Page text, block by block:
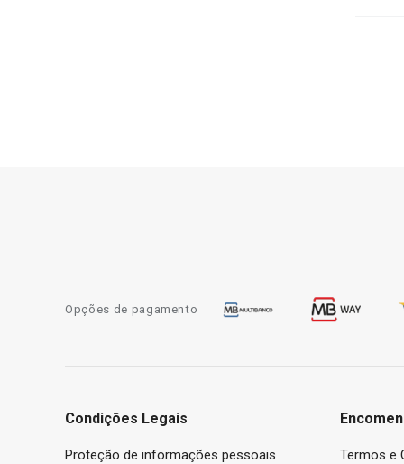
Opções de pagamento
Condições Legais
Proteção de informações pessoais
Termos e